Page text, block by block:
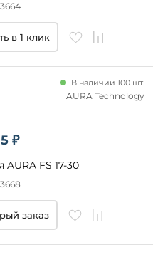
в 1 клик
₽
FS 17-30
В наличии 100 шт.
AURA Technology
заказ